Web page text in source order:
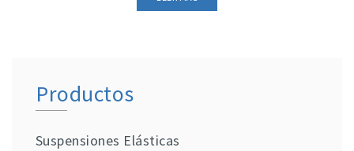
Productos
Suspensiones Elásticas